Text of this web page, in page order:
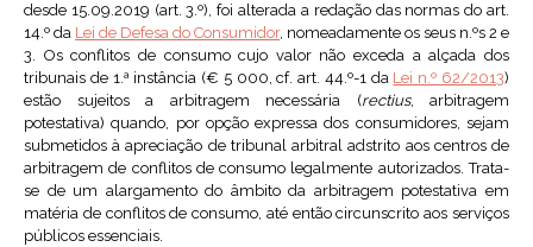
desde 15.09.2019 (art. 3.º), foi alterada a redação das normas do art.
14.º da Lei de Defesa do Consumidor, nomeadamente os seus n.ºs 2 e
3. Os conflitos de consumo cujo valor não exceda a alçada dos
tribunais de 1.ª instância (€ 5 000, cf. art. 44.º-1 da Lei n.º 62/2013)
estão sujeitos a arbitragem necessária (rectius, arbitragem
potestativa) quando, por opção expressa dos consumidores, sejam
submetidos à apreciação de tribunal arbitral adstrito aos centros de
arbitragem de conflitos de consumo legalmente autorizados. Trata-
se de um alargamento do âmbito da arbitragem potestativa em
matéria de conflitos de consumo, até então circunscrito aos serviços
públicos essenciais.